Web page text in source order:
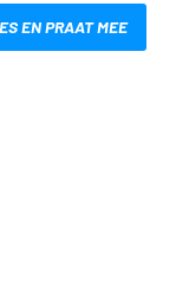
EN PRAAT MEE